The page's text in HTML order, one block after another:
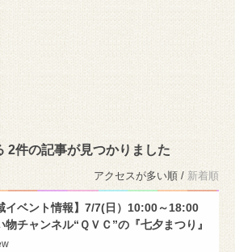
2件の記事が見つかりました
アクセスが多い順 / 新着順
イベント情報】7/7(日）10:00～18:00
物チャンネル“ＱＶＣ”の『七夕まつり』